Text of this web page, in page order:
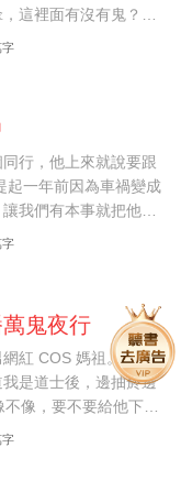
這裡面有沒有鬼？」
著「把傘還我」的女
鬼的人皮血傘，快還給
字
行，他上來就說要跟
起一年前因為車禍變成
我們有本事就把他弄
的藥，報警抓他經紀
，對方卻嘲笑我學藝不
厲鬼。 我一驚，連忙阻
要人命，請鬼容易送
字
鬼夜行
紅 COS 媽祖。 他毫
是道士後，邊抽菸邊
像，要不要給他下跪
他說道：「我觀你印
你給我下跪磕頭，我
字